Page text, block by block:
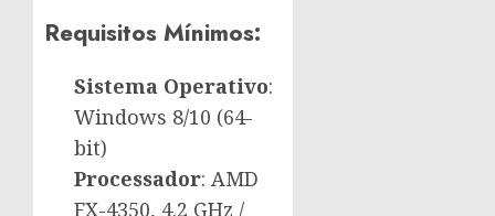
Requisitos Mínimos:
Sistema Operativo:
Windows 8/10 (64-
bit)
Processador: AMD
FX-4350, 4.2 GHz /